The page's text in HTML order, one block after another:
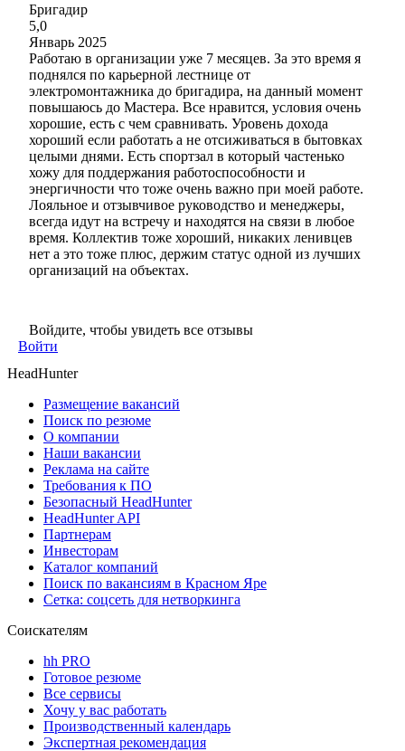
Бригадир
5,0
Январь 2025
Работаю в организации уже 7 месяцев. За это время я
поднялся по карьерной лестнице от
электромонтажника до бригадира, на данный момент
повышаюсь до Мастера. Все нравится, условия очень
хорошие, есть с чем сравнивать. Уровень дохода
хороший если работать а не отсиживаться в бытовках
целыми днями. Есть спортзал в который частенько
хожу для поддержания работоспособности и
энергичности что тоже очень важно при моей работе.
Лояльное и отзывчивое руководство и менеджеры,
всегда идут на встречу и находятся на связи в любое
время. Коллектив тоже хороший, никаких ленивцев
нет а это тоже плюс, держим статус одной из лучших
организаций на объектах.
Войдите, чтобы увидеть все отзывы
Войти
HeadHunter
Размещение вакансий
Поиск по резюме
О компании
Наши вакансии
Реклама на сайте
Требования к ПО
Безопасный HeadHunter
HeadHunter API
Партнерам
Инвесторам
Каталог компаний
Поиск по вакансиям в Красном Яре
Сетка: соцсеть для нетворкинга
Соискателям
hh PRO
Готовое резюме
Все сервисы
Хочу у вас работать
Производственный календарь
Экспертная рекомендация